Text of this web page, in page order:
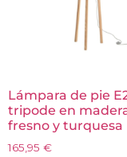
Lámpara de pie
tripode en
fresno y turquesa
165,95 €